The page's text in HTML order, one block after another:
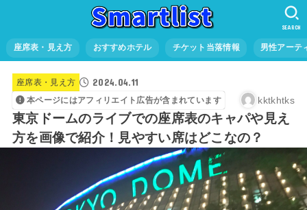
座席表・見え方 おすすめホテル チケット当落情報 男性アーテ
SEARCH
座席表・見え方 2024.04.11
本ページにはアフィリエイト広告が含まれています kktkhtks
東京ドームのライブでの座席表のキャパや見え
方を画像で紹介！見やすい席はどこなの？